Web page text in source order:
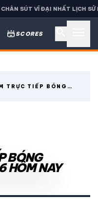
SÚT VĨ ĐẠI NHẤT LỊCH SỬ BỊ
stadium SCORES
TRỰC TIẾP BÓNG
BÓNG
HÔM NAY